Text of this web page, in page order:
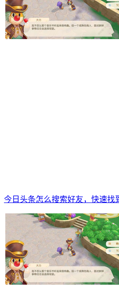
今日头条怎么搜索好友，快速找